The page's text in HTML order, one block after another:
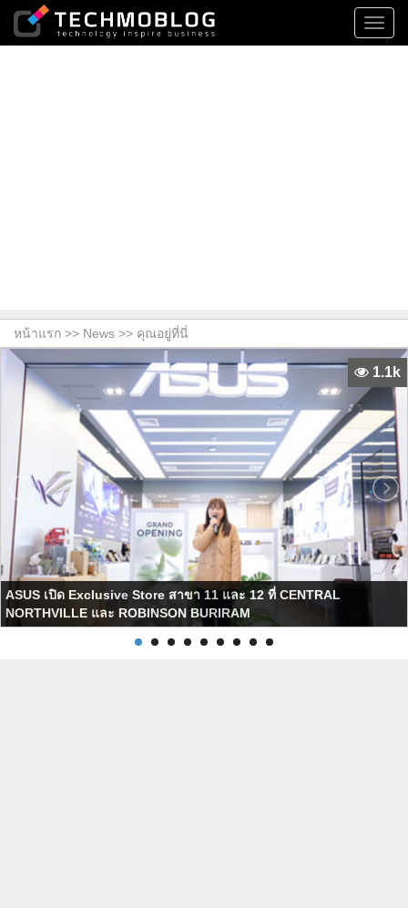
หน้าแรก >> News >> คุณอยู่ที่นี่
ASUS เปิด Exclusive Store สาขา 11 และ 12 ที่ CENTRAL
NORTHVILLE และ ROBINSON BURIRAM
1.1k